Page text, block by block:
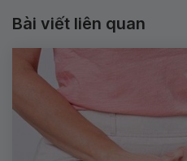
Bài viết liên quan